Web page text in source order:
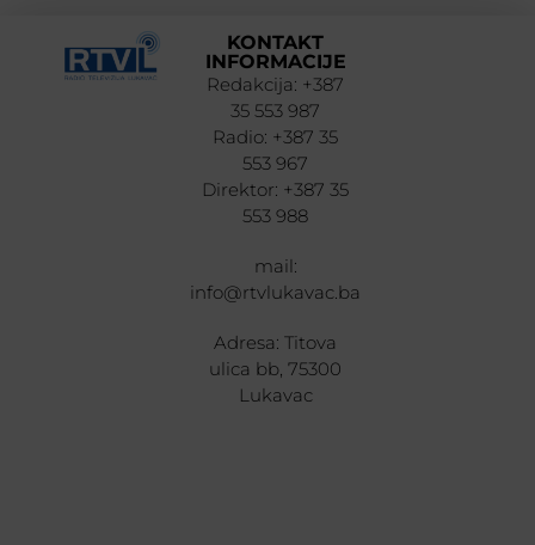
KONTAKT
INFORMACIJE
Redakcija: +387
35 553 987
Radio: +387 35
553 967
Direktor: +387 35
553 988
mail:
info@rtvlukavac.ba
Adresa: Titova
ulica bb, 75300
Lukavac